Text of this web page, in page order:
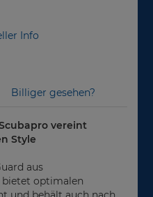
Info
Billiger gesehen?
vereint
Style
aus
optimalen